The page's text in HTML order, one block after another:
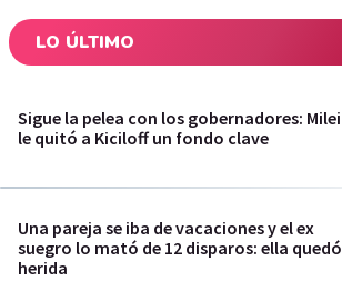
LO ÚLTIMO
Sigue la pelea con los gobernadores: Milei
le quitó a Kiciloff un fondo clave
Una pareja se iba de vacaciones y el ex
suegro lo mató de 12 disparos: ella quedó
herida